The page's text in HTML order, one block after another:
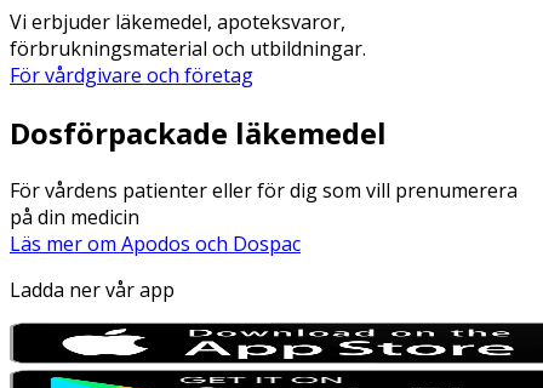
Vi erbjuder läkemedel, apoteksvaror,
förbrukningsmaterial och utbildningar.
För vårdgivare och företag
Dosförpackade läkemedel
För vårdens patienter eller för dig som vill prenumerera
på din medicin
Läs mer om Apodos och Dospac
Ladda ner vår app